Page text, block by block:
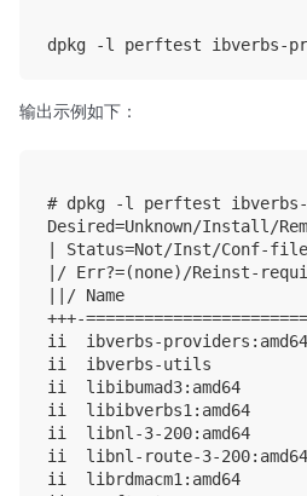
输出示例如下：
# dpkg -l perftest
Desired=Unknown/Install/
| Status=Not/Inst/Conf-
|/ Err?=(none)/Reinst-
||/ Name
+++-
ii  ibverbs-
ii  ibverbs-utils
ii  libibumad3:amd64
ii  libibverbs1:amd64
ii  libnl-3-200:amd64
ii  libnl-route-3-
ii  librdmacm1:amd64